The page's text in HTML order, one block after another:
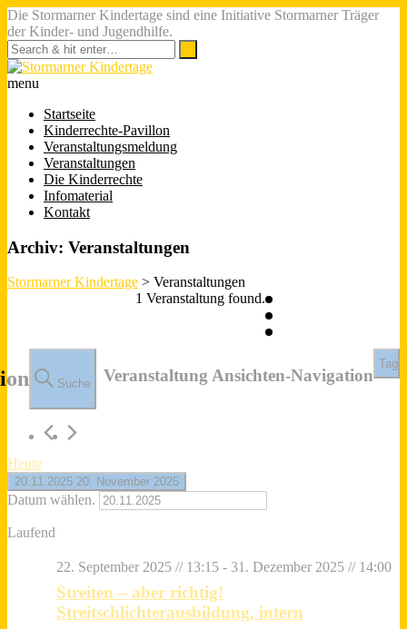
Die Stormarner Kindertage sind eine Initiative Stormarner Träger
der Kinder- und Jugendhilfe.
menu
Startseite
Kinderrechte-Pavillon
Veranstaltungsmeldung
Veranstaltungen
Die Kinderrechte
Infomaterial
Kontakt
Archiv: Veranstaltungen
Stormarner Kindertage > Veranstaltungen
1 Veranstaltung found.
Suche Veranstaltung Ansichten-Navigation
Tag
Heute
20.11.2025 20. November 2025
Datum wählen.
Laufend
22. September 2025 // 13:15 - 31. Dezember 2025 // 14:00
Streiten – aber richtig!
Streitschlichterausbildung, intern